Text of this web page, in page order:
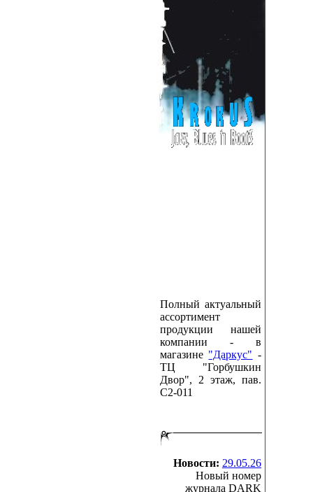
Полный актуальный
ассортимент
продукции нашей
компании - в
магазине "Даркус" -
ТЦ "Горбушкин
Двор", 2 этаж, пав.
C2-011
Новости: 29.05.26
Новый номер
журнала DARK